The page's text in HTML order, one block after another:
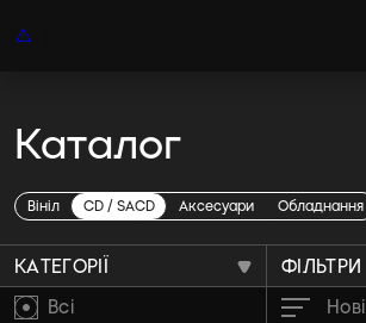
Каталог
Вініл CD / SACD Аксесуари Обладнання
Jaimie Branch
КАТЕГОРІЇ
ФІЛЬТРИ
Всі
Нові